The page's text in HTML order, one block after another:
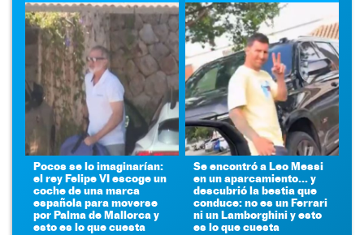
Pocos se lo imaginarían:
el rey Felipe VI escoge un
coche de una marca
española para moverse
por Palma de Mallorca y
esto es lo que cuesta
Se encontró a Leo Messi
en un aparcamiento... y
descubrió la bestia que
conduce: no es un Ferrari
ni un Lamborghini y esto
es lo que cuesta